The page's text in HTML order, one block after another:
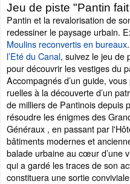
Jeu de piste "Pantin
Pantin et la revalorisation de
redessiner le paysage urbain.
Moulins reconvertis en bureaux
l’Eté du Canal, suivez le jeu de
pour découvrir les vestiges du
Accompagnés d’un guide,
ruelles à la découverte d’un
de milliers de Pantinois depuis
résoudre les énigmes des
Généraux , en passant par
bâtiments modernes et
balade urbaine au cœur d’une
qui a gardé les traces de son
constituera une sortie